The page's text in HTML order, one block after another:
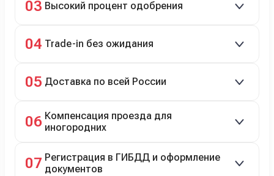
рассрочка 0% на 2 года при первом взносе 35–50%.
03 Высокий процент одобрения
04 Trade-in без ожидания
05 Доставка по всей России
06 Компенсация проезда для
иногородних
07 Регистрация в ГИБДД и оформление
документов